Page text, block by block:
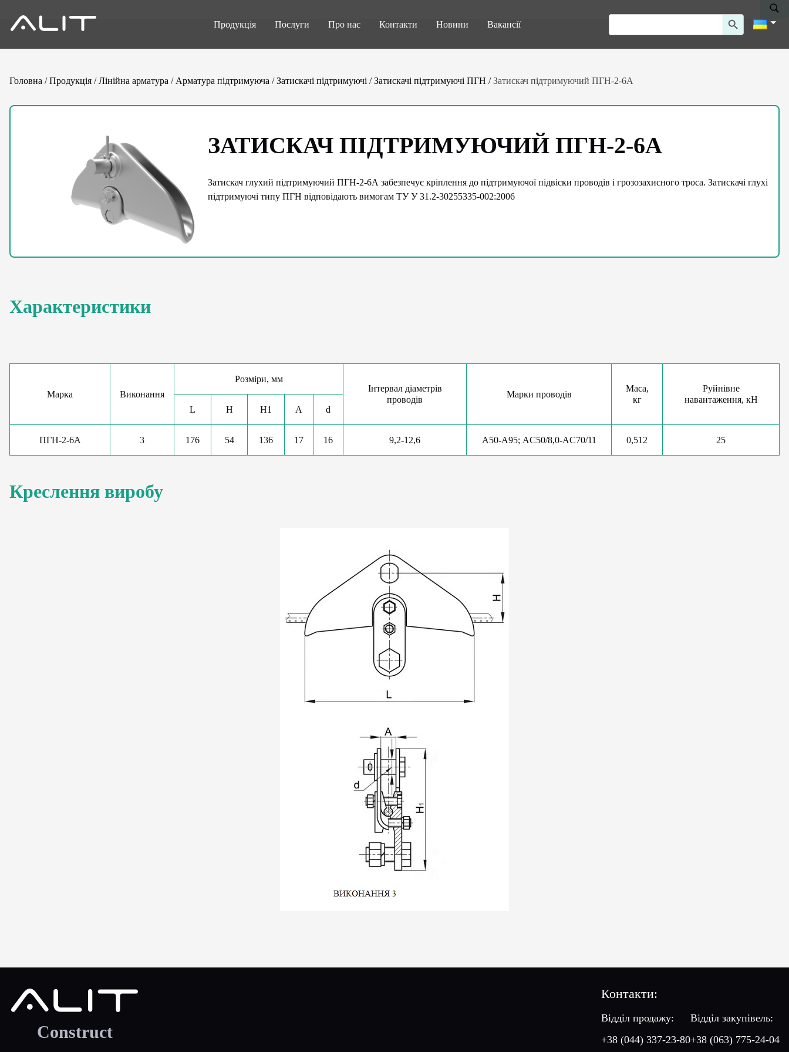
Продукція Послуги Про нас Контакти Новини Вакансії
Search
Search Button
Головна /Продукція /Лінійна арматура / Арматура підтримуюча /Затискачі підтримуючі /Затискачі підтримуючі ПГН /Затискач підтримуючий ПГН-2-6А
ЗАТИСКАЧ ПІДТРИМУЮЧИЙ ПГН-2-6А
Затискач глухий підтримуючий ПГН-2-6А забезпечує кріплення до підтримуючої підвіски проводів і грозозахисного троса. Затискачі глухі
підтримуючі типу ПГН відповідають вимогам ТУ У 31.2-30255335-002:2006
Характеристики
Марка Виконання
Розміри, мм
Інтервал діаметрів
проводів
Марки проводів
Маса,
кг
Руйнівне
навантаження, кН
L
H H1 A d
ПГН-2-6А 3 176 54 136 17 16 9,2-12,6 А50-А95; AC50/8,0-AC70/11 0,512 25
Креслення виробу
Construct
Контакти:
Відділ продажу:
+38 (044) 337-23-80
Відділ закупівель:
+38 (063) 775-24-04